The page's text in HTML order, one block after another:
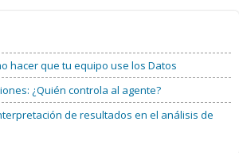
hacer que tu equipo use los Datos
¿Quién controla al agente?
de resultados en el análisis de